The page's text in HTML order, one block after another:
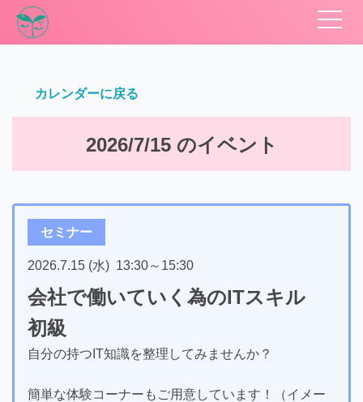
カレンダーに戻る
2026/7/15 のイベント
セミナー
2026.7.15 (水) 13:30～ 15:30
会社で働いていく為のITスキル
初級
自分の持つIT知識を整理してみませんか？
簡単な体験コーナーもご用意しています！（イメー